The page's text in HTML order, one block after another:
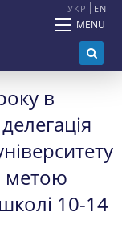
УКР EN
MENU
в
метою
школі 10-14